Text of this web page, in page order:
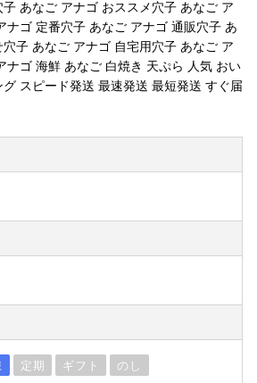
あなご アナゴ おススメ穴子 あなご ア
ナゴ 定番穴子 あなご アナゴ 通販穴子 あ
子 あなご アナゴ 自宅用穴子 あなご ア
ナゴ 海鮮 あなご 白焼き 天ぷら 人気 おい
スピード発送 最速発送 最短発送 すぐ届
定期 ギフト のし